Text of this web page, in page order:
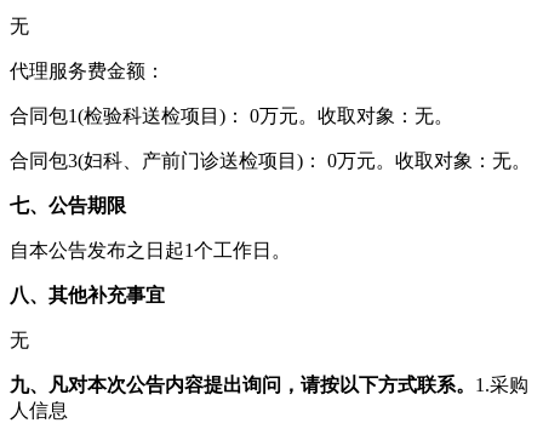
无
代理服务费金额：
合同包1(检验科送检项目)： 0万元。收取对象：无。
合同包3(妇科、产前门诊送检项目)： 0万元。收取对象：无。
七、公告期限
自本公告发布之日起1个工作日。
八、其他补充事宜
无
九、凡对本次公告内容提出询问，请按以下方式联系。 1.采购
人信息